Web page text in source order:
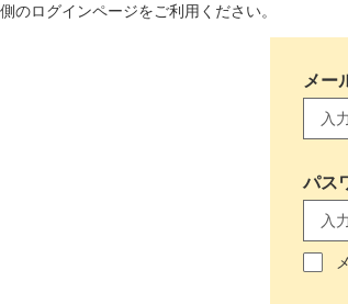
のログインページをご利用ください。
メー
パス